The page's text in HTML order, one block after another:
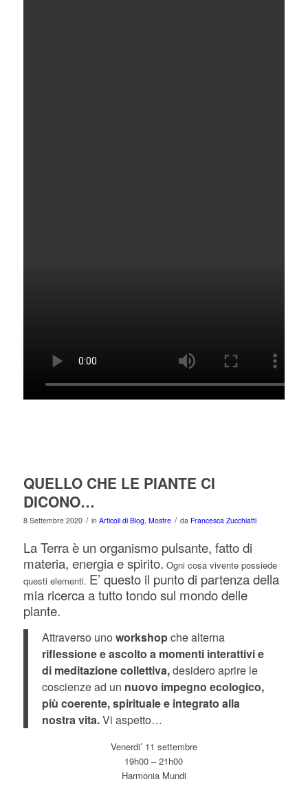
QUELLO CHE LE PIANTE CI
DICONO…
8 Settembre 2020 / in Articoli di Blog, Mostre / da Francesca Zucchiatti
La Terra è un organismo pulsante, fatto di
materia, energia e spirito. Ogni cosa vivente possiede
questi elementi. E’ questo il punto di partenza della
mia ricerca a tutto tondo sul mondo delle
piante.
Attraverso unoworkshopche alterna
riflessione e ascolto a momenti interattivi e
di meditazione collettiva,desidero aprire le
coscienze ad un nuovo impegno ecologico,
più coerente, spirituale e integrato alla
nostra vita.Vi aspetto…
Venerdi’ 11 settembre
19h00 – 21h00
Harmonia Mundi